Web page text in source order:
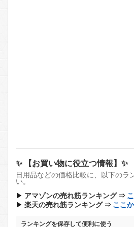
✨ 【お買い物に役立つ情報】✨
日用品などの価格比較に、以下のラ
い。
▶ アマゾンの売れ筋ランキング ⇒
▶ 楽天の売れ筋ランキング ⇒ ここ
ランキングを保存して便利に使う